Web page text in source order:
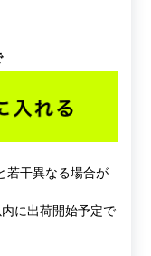
若干異なる場合が
に出荷開始予定で